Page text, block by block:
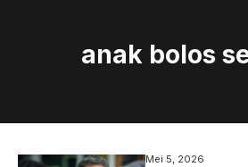
anak bolos
Mei 5, 2026